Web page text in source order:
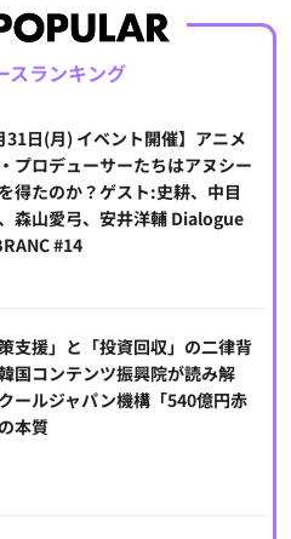
スランキング
31日(月) イベント開催】アニメ
プロデューサーたちはアヌシー
得たのか？ゲスト:史耕、中目
森山愛弓、安井洋輔 Dialogue
#14
策支援」と「投資回収」の二律背
国コンテンツ振興院が読み解
ールジャパン機構「540億円赤
本質